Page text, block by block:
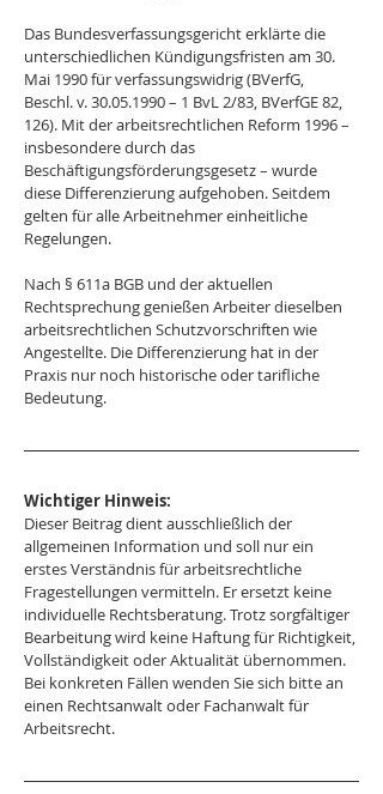
Das Bundesverfassungsgericht erklärte die
unterschiedlichen Kündigungsfristen am 30.
Mai 1990 für verfassungswidrig (BVerfG,
Beschl. v. 30.05.1990 – 1 BvL 2/83, BVerfGE 82,
126). Mit der arbeitsrechtlichen Reform 1996 –
insbesondere durch das
Beschäftigungsförderungsgesetz – wurde
diese Differenzierung aufgehoben. Seitdem
gelten für alle Arbeitnehmer einheitliche
Regelungen.
Nach § 611a BGB und der aktuellen
Rechtsprechung genießen Arbeiter dieselben
arbeitsrechtlichen Schutzvorschriften wie
Angestellte. Die Differenzierung hat in der
Praxis nur noch historische oder tarifliche
Bedeutung.
Wichtiger Hinweis:
Dieser Beitrag dient ausschließlich der
allgemeinen Information und soll nur ein
erstes Verständnis für arbeitsrechtliche
Fragestellungen vermitteln. Er ersetzt keine
individuelle Rechtsberatung. Trotz sorgfältiger
Bearbeitung wird keine Haftung für Richtigkeit,
Vollständigkeit oder Aktualität übernommen.
Bei konkreten Fällen wenden Sie sich bitte an
einen Rechtsanwalt oder Fachanwalt für
Arbeitsrecht.